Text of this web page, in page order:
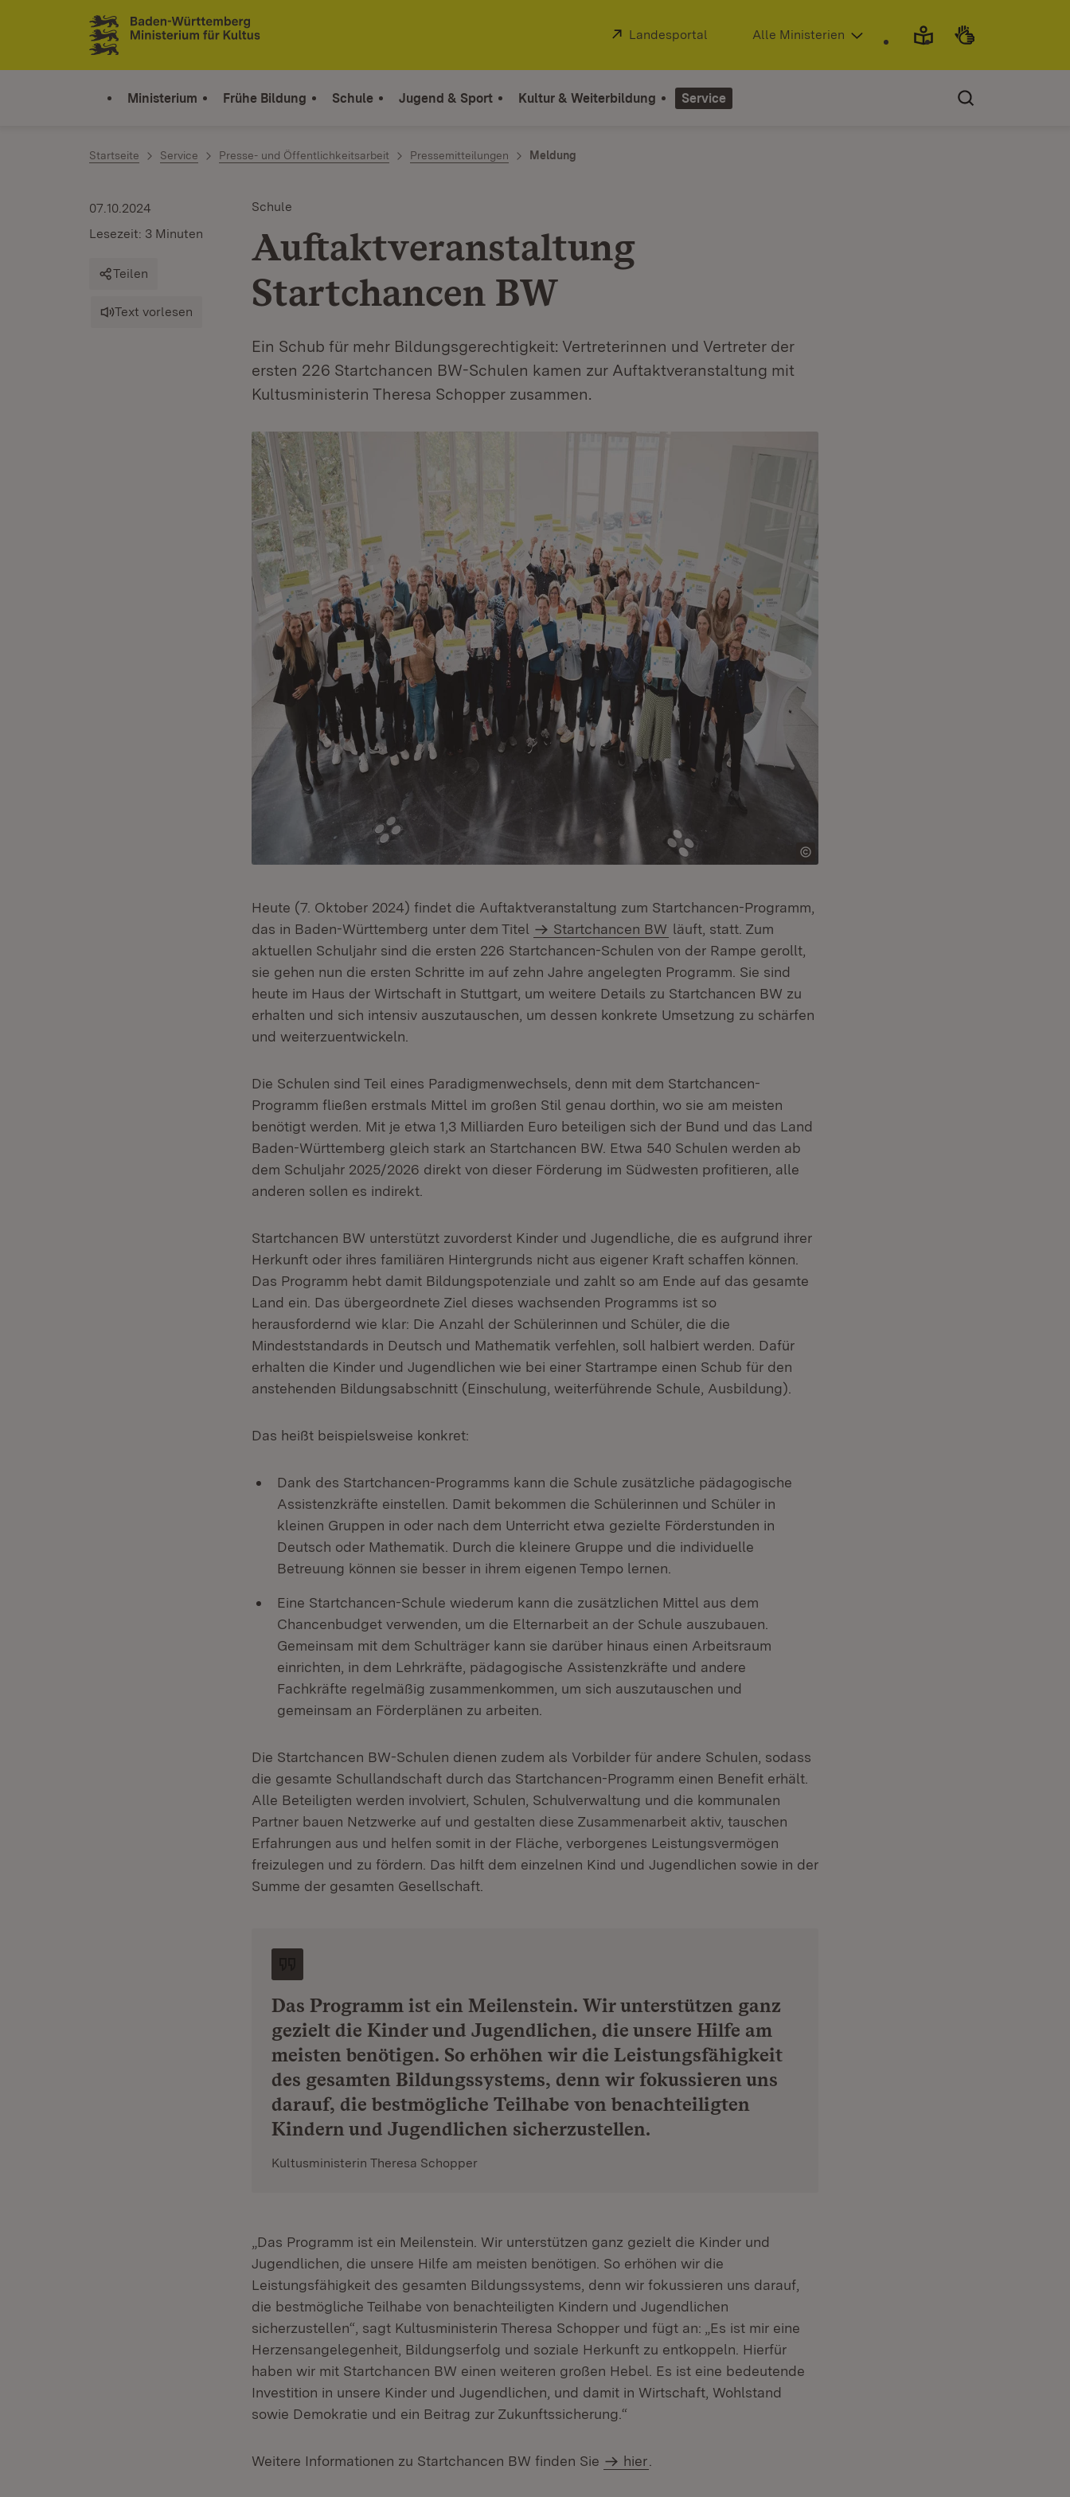
Zum Inhalt springen
Link zur Startseite
Extern:
Landesportal (Öffnet in neuem Fenster)
Alle Ministerien
Ministerium Frühe Bildung Schule Jugend & Sport Kultur & Weiterbildung Service
Startseite Service Presse- und Öffentlichkeitsarbeit Pressemitteilungen Meldung
Schule
Auftaktveranstaltung
Startchancen BW
Ein Schub für mehr Bildungsgerechtigkeit: Vertreterinnen und Vertreter der
ersten 226 Startchancen BW-Schulen kamen zur Auftaktveranstaltung mit
Kultusministerin Theresa Schopper zusammen.
07.10.2024
Lesezeit: 3 Minuten
Teilen
Text vorlesen
Heute (7. Oktober 2024) findet die Auftaktveranstaltung zum Startchancen-Programm,
das in Baden-Württemberg unter dem Titel
Startchancen BW läuft, statt. Zum
aktuellen Schuljahr sind die ersten 226 Startchancen-Schulen von der Rampe gerollt,
sie gehen nun die ersten Schritte im auf zehn Jahre angelegten Programm. Sie sind
heute im Haus der Wirtschaft in Stuttgart, um weitere Details zu Startchancen BW zu
erhalten und sich intensiv auszutauschen, um dessen konkrete Umsetzung zu schärfen
und weiterzuentwickeln.
Die Schulen sind Teil eines Paradigmenwechsels, denn mit dem Startchancen-
Programm fließen erstmals Mittel im großen Stil genau dorthin, wo sie am meisten
benötigt werden. Mit je etwa 1,3 Milliarden Euro beteiligen sich der Bund und das Land
Baden-Württemberg gleich stark an Startchancen BW. Etwa 540 Schulen werden ab
dem Schuljahr 2025/2026 direkt von dieser Förderung im Südwesten profitieren, alle
anderen sollen es indirekt.
Startchancen BW unterstützt zuvorderst Kinder und Jugendliche, die es aufgrund ihrer
Herkunft oder ihres familiären Hintergrunds nicht aus eigener Kraft schaffen können.
Das Programm hebt damit Bildungspotenziale und zahlt so am Ende auf das gesamte
Land ein. Das übergeordnete Ziel dieses wachsenden Programms ist so
herausfordernd wie klar: Die Anzahl der Schülerinnen und Schüler, die die
Mindeststandards in Deutsch und Mathematik verfehlen, soll halbiert werden. Dafür
erhalten die Kinder und Jugendlichen wie bei einer Startrampe einen Schub für den
anstehenden Bildungsabschnitt (Einschulung, weiterführende Schule, Ausbildung).
Das heißt beispielsweise konkret:
Dank des Startchancen-Programms kann die Schule zusätzliche pädagogische
Assistenzkräfte einstellen. Damit bekommen die Schülerinnen und Schüler in
kleinen Gruppen in oder nach dem Unterricht etwa gezielte Förderstunden in
Deutsch oder Mathematik. Durch die kleinere Gruppe und die individuelle
Betreuung können sie besser in ihrem eigenen Tempo lernen.
Eine Startchancen-Schule wiederum kann die zusätzlichen Mittel aus dem
Chancenbudget verwenden, um die Elternarbeit an der Schule auszubauen.
Gemeinsam mit dem Schulträger kann sie darüber hinaus einen Arbeitsraum
einrichten, in dem Lehrkräfte, pädagogische Assistenzkräfte und andere
Fachkräfte regelmäßig zusammenkommen, um sich auszutauschen und
gemeinsam an Förderplänen zu arbeiten.
Die Startchancen BW-Schulen dienen zudem als Vorbilder für andere Schulen, sodass
die gesamte Schullandschaft durch das Startchancen-Programm einen Benefit erhält.
Alle Beteiligten werden involviert, Schulen, Schulverwaltung und die kommunalen
Partner bauen Netzwerke auf und gestalten diese Zusammenarbeit aktiv, tauschen
Erfahrungen aus und helfen somit in der Fläche, verborgenes Leistungsvermögen
freizulegen und zu fördern. Das hilft dem einzelnen Kind und Jugendlichen sowie in der
Summe der gesamten Gesellschaft.
Das Programm ist ein Meilenstein. Wir unterstützen ganz
gezielt die Kinder und Jugendlichen, die unsere Hilfe am
meisten benötigen. So erhöhen wir die Leistungsfähigkeit
des gesamten Bildungssystems, denn wir fokussieren uns
darauf, die bestmögliche Teilhabe von benachteiligten
Kindern und Jugendlichen sicherzustellen.
Kultusministerin Theresa Schopper
„Das Programm ist ein Meilenstein. Wir unterstützen ganz gezielt die Kinder und
Jugendlichen, die unsere Hilfe am meisten benötigen. So erhöhen wir die
Leistungsfähigkeit des gesamten Bildungssystems, denn wir fokussieren uns darauf,
die bestmögliche Teilhabe von benachteiligten Kindern und Jugendlichen
sicherzustellen“, sagt Kultusministerin Theresa Schopper und fügt an: „Es ist mir eine
Herzensangelegenheit, Bildungserfolg und soziale Herkunft zu entkoppeln. Hierfür
haben wir mit Startchancen BW einen weiteren großen Hebel. Es ist eine bedeutende
Investition in unsere Kinder und Jugendlichen, und damit in Wirtschaft, Wohlstand
sowie Demokratie und ein Beitrag zur Zukunftssicherung.“
Weitere Informationen zu Startchancen BW finden Sie hier